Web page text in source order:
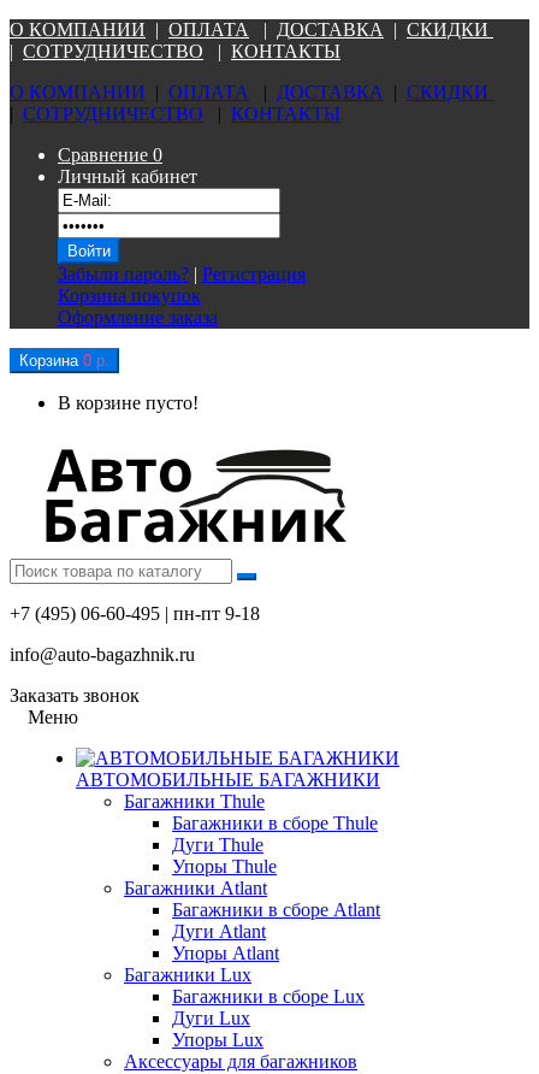
О КОМПАНИИ | ОПЛАТА | ДОСТАВКА | СКИДКИ
| СОТРУДНИЧЕСТВО | КОНТАКТЫ
О КОМПАНИИ | ОПЛАТА | ДОСТАВКА | СКИДКИ
| СОТРУДНИЧЕСТВО | КОНТАКТЫ
Сравнение 0
Личный кабинет
Забыли пароль? | Регистрация
Корзина покупок
Оформление заказа
Корзина 0 р.
В корзине пусто!
+7 (495) 06-60-495 | пн-пт 9-18
info@auto-bagazhnik.ru
Заказать звонок
Меню
АВТОМОБИЛЬНЫЕ БАГАЖНИКИ
Багажники Thule
Багажники в сборе Thule
Дуги Thule
Упоры Thule
Багажники Atlant
Багажники в сборе Atlant
Дуги Atlant
Упоры Atlant
Багажники Lux
Багажники в сборе Lux
Дуги Lux
Упоры Lux
Аксессуары для багажников